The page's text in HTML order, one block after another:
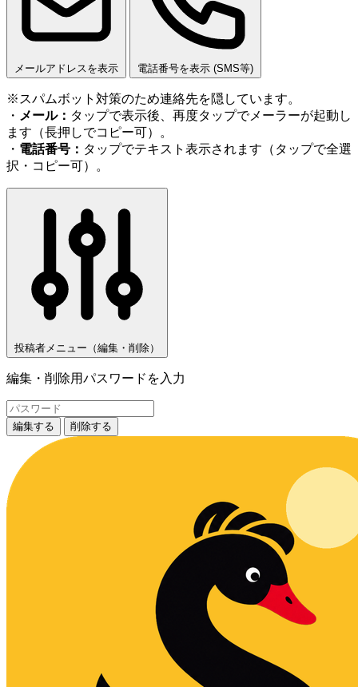
メールアドレスを表示 電話番号を表示 (SMS等)
※スパムボット対策のため連絡先を隠しています。
・ メール： タップで表示後、再度タップでメーラーが起動し
ます（長押しでコピー可）。
・ 電話番号： タップでテキスト表示されます（タップで全選
択・コピー可）。
投稿者メニュー（編集・削除）
編集・削除用パスワードを入力
編集する 削除する